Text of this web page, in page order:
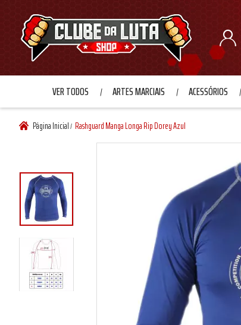
VER TODOS ARTES MARCIAIS ACESSÓRIOS
Página Inicial/ Rashguard Manga Longa Rip Dorey Azul